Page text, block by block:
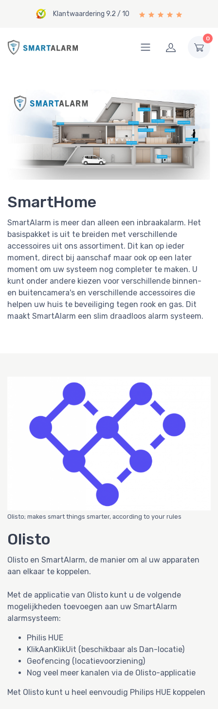
Klantwaardering 9.2 / 10
0
SmartHome
SmartAlarm is meer dan alleen een inbraakalarm. Het
basispakket is uit te breiden met verschillende
accessoires uit ons assortiment. Dit kan op ieder
moment, direct bij aanschaf maar ook op een later
moment om uw systeem nog completer te maken. U
kunt onder andere kiezen voor verschillende binnen-
en buitencamera's en verschillende accessoires die
helpen uw huis te beveiliging tegen rook en gas. Dit
maakt SmartAlarm een slim draadloos alarm systeem.
Olisto; makes smart things smarter, according to your rules
Olisto
Olisto en SmartAlarm, de manier om al uw apparaten
aan elkaar te koppelen.
Met de applicatie van Olisto kunt u de volgende
mogelijkheden toevoegen aan uw SmartAlarm
alarmsysteem:
Philis HUE
KlikAanKlikUit (beschikbaar als Dan-locatie)
Geofencing (locatievoorziening)
Nog veel meer kanalen via de Olisto-applicatie
Met Olisto kunt u heel eenvoudig Philips HUE koppelen